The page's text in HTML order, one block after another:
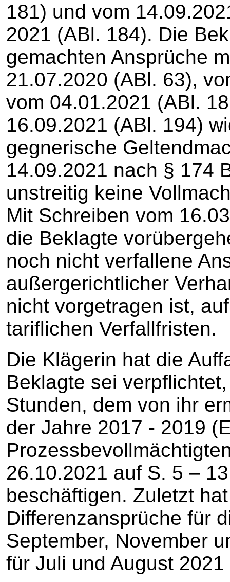
181) und vom
2021 (ABl. 184). Die
gemachten Ansprüche
21.07.2020 (ABl. 63),
vom 04.01.2021 (ABl.
16.09.2021 (ABl. 194)
gegnerische
14.09.2021 nach § 174
unstreitig keine
Mit Schreiben vom
die Beklagte
noch nicht verfallene
außergerichtlicher
nicht vorgetragen ist,
tariflichen Verfallfristen.
Die Klägerin hat die
Beklagte sei
Stunden, dem von ihr
der Jahre 2017 - 2019
26.10.2021 auf S. 5 –
beschäftigen. Zuletzt
Differenzansprüche für
September, November
für Juli und August